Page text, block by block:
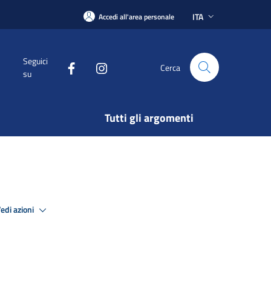
Accedi all'area personale ITA
Seguici
su
Cerca
Tutti gli argomenti
azioni